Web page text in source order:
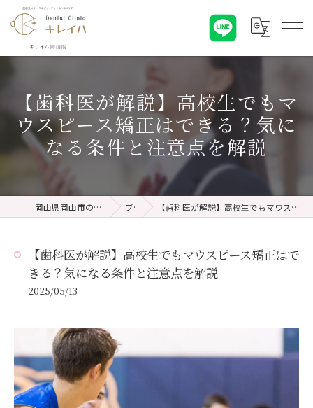
【歯科医が解説】高校生でもマ
ウスピース矯正はできる？気に
なる条件と注意点を解説
岡山県岡山市の歯医者ならキレイハ岡山院 ブログ 【歯科医が解説】高校生でもマウスピース矯正はできる？気になる条件と注意点を解説
【歯科医が解説】高校生でもマウスピース矯正はで
きる？気になる条件と注意点を解説
2025/05/13